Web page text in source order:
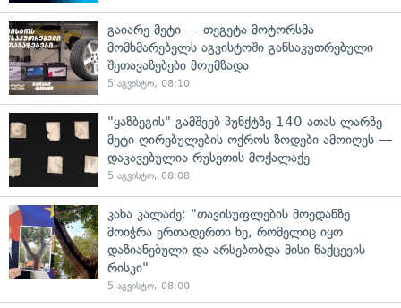
გაიარე მეტი — თეგეტა მოტორსმა
მომხმარებელს აგვისტოში განსაკუთრებული
შეთავაზებები მოუმზადა
5 აგვისტო, 08:10
"ყაზბეგის" გამშვებ პუნქტზე 140 ათას ლარზე
მეტი ღირებულების ოქროს ზოდები ამოიღეს —
დაკავებულია რუსეთის მოქალაქე
5 აგვისტო, 08:08
კახა კალაძე: "თავისუფლების მოედანზე
მოიჭრა ერთადერთი ხე, რომელიც იყო
დაზიანებული და არსებობდა მისი წაქცევის
რისკი"
5 აგვისტო, 08:00